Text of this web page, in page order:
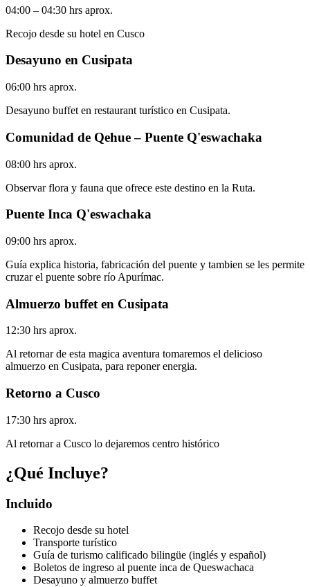
04:00 – 04:30 hrs aprox.
Recojo desde su hotel en Cusco
Desayuno en Cusipata
06:00 hrs aprox.
Desayuno buffet en restaurant turístico en Cusipata.
Comunidad de Qehue – Puente Q'eswachaka
08:00 hrs aprox.
Observar flora y fauna que ofrece este destino en la Ruta.
Puente Inca Q'eswachaka
09:00 hrs aprox.
Guía explica historia, fabricación del puente y tambien se les permite
cruzar el puente sobre río Apurímac.
Almuerzo buffet en Cusipata
12:30 hrs aprox.
Al retornar de esta magica aventura tomaremos el delicioso
almuerzo en Cusipata, para reponer energia.
Retorno a Cusco
17:30 hrs aprox.
Al retornar a Cusco lo dejaremos centro histórico
¿Qué Incluye?
Incluido
Recojo desde su hotel
Transporte turístico
Guía de turismo calificado bilingüe (inglés y español)
Boletos de ingreso al puente inca de Queswachaca
Desayuno y almuerzo buffet